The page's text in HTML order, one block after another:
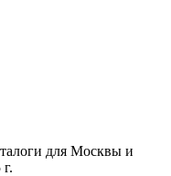
для Москвы и